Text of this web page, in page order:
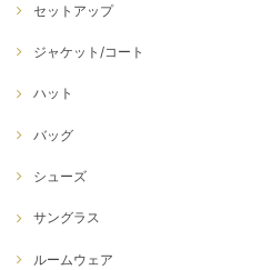
セットアップ
ジャケット/コート
ハット
バッグ
シューズ
サングラス
ルームウェア